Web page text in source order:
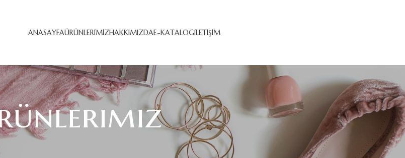
ANASAYFAÜRÜNLERIMIZHAKKIMIZDAE-KATALOGİLETIŞIM